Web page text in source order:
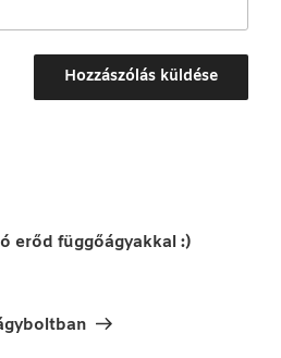
erőd függőágyakkal :)